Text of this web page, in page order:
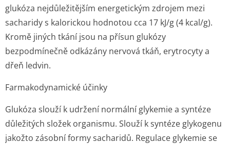
glukóza nejdůležitějším energetickým zdrojem mezi
sacharidy s kalorickou hodnotou cca 17 kJ/g (4 kcal/g).
Kromě jiných tkání jsou na přísun glukózy
bezpodmínečně odkázány nervová tkáň, erytrocyty a
dřeň ledvin.
Farmakodynamické účinky
Glukóza slouží k udržení normální glykemie a syntéze
důležitých složek organismu. Slouží k syntéze glykogenu
jakožto zásobní formy sacharidů. Regulace glykemie se